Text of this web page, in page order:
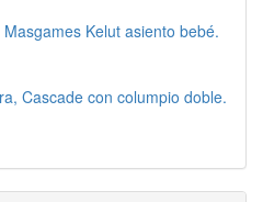
Kelut asiento bebé.
Cascade con columpio doble.